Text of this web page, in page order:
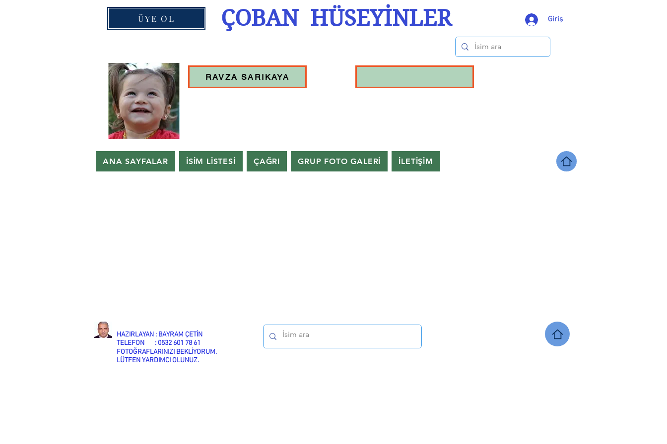
ÇOBAN HÜSEYİNLER Giriş
ÜYE OL
ANA SAYFALAR İSİM LİSTESİ ÇAĞRI GRUP FOTO GALERİ İLETİŞİM
RAVZA SARIKAYA
HAZIRLAYAN : BAYRAM ÇETİN
TELEFON : 0532 601 78 61
FOTOĞRAFLARINIZI BEKLİYORUM.
LÜTFEN YARDIMCI OLUNUZ.